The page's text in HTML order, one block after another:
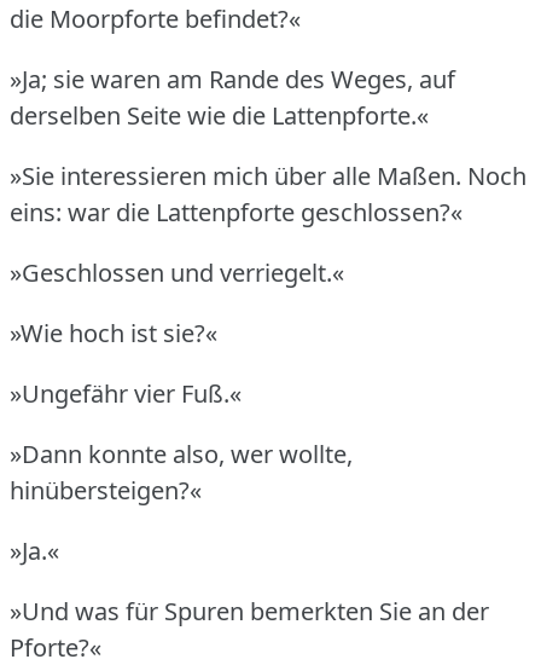
die Moorpforte befindet?«
»Ja; sie waren am Rande des Weges, auf
derselben Seite wie die Lattenpforte.«
»Sie interessieren mich über alle Maßen. Noch
eins: war die Lattenpforte geschlossen?«
»Geschlossen und verriegelt.«
»Wie hoch ist sie?«
»Ungefähr vier Fuß.«
»Dann konnte also, wer wollte,
hinübersteigen?«
»Ja.«
»Und was für Spuren bemerkten Sie an der
Pforte?«